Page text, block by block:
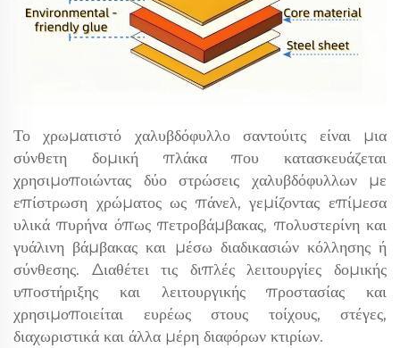
Το χρωματιστό χαλυβδόφυλλο σαντούιτς είναι μια
σύνθετη δομική πλάκα που κατασκευάζεται
χρησιμοποιώντας δύο στρώσεις χαλυβδόφυλλων με
επίστρωση χρώματος ως πάνελ, γεμίζοντας επίμεσα
υλικά πυρήνα όπως πετροβάμβακας, πολυστερίνη και
γυάλινη βάμβακας και μέσω διαδικασιών κόλλησης ή
σύνθεσης. Διαθέτει τις διπλές λειτουργίες δομικής
υποστήριξης και λειτουργικής προστασίας και
χρησιμοποιείται ευρέως στους τοίχους, στέγες,
διαχωριστικά και άλλα μέρη διαφόρων κτιρίων.